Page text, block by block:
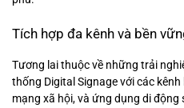
Tích hợp đa kênh và bền
Tương lai thuộc về những trải
thống Digital Signage với các
mạng xã hội, và ứng dụng di